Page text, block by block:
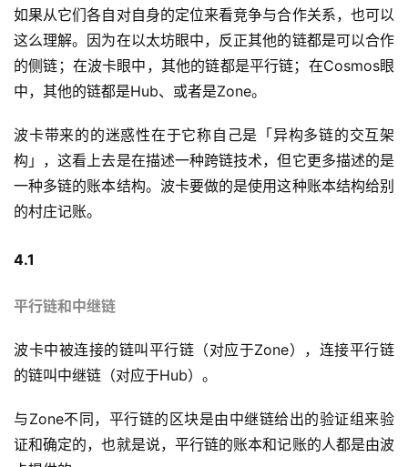
如果从它们各自对自身的定位来看竞争与合作关系，也可以
这么理解。因为在以太坊眼中，反正其他的链都是可以合作
的侧链；在波卡眼中，其他的链都是平行链；在Cosmos眼
中，其他的链都是Hub、或者是Zone。
波卡带来的的迷惑性在于它称自己是「异构多链的交互架
构」，这看上去是在描述一种跨链技术，但它更多描述的是
一种多链的账本结构。波卡要做的是使用这种账本结构给别
的村庄记账。
4.1
平行链和中继链
波卡中被连接的链叫平行链（对应于Zone），连接平行链
的链叫中继链（对应于Hub）。
与Zone不同，平行链的区块是由中继链给出的验证组来验
证和确定的，也就是说，平行链的账本和记账的人都是由波